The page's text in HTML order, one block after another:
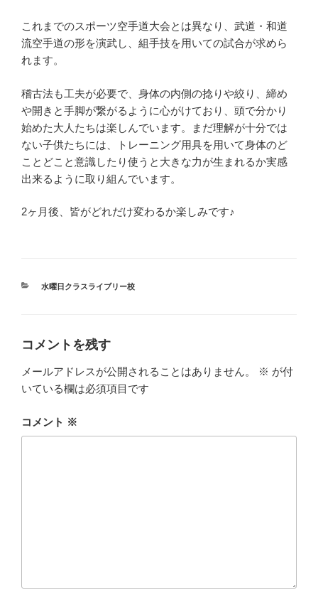
これまでのスポーツ空手道大会とは異なり、武道・和道
流空手道の形を演武し、組手技を用いての試合が求めら
れます。
稽古法も工夫が必要で、身体の内側の捻りや絞り、締め
や開きと手脚が繋がるように心がけており、頭で分かり
始めた大人たちは楽しんでいます。まだ理解が十分では
ない子供たちには、トレーニング用具を用いて身体のど
ことどこと意識したり使うと大きな力が生まれるか実感
出来るように取り組んでいます。
2ヶ月後、皆がどれだけ変わるか楽しみです♪
カ
水曜日クラスライブリー校
コメントを残す
メールアドレスが公開されることはありません。 ※ が付
いている欄は必須項目です
コメント ※